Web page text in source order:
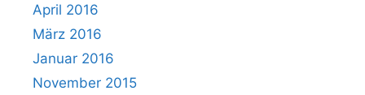
April 2016
März 2016
Januar 2016
November 2015